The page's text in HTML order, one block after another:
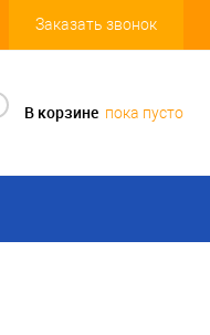
Заказать звонок
В корзине пока пусто